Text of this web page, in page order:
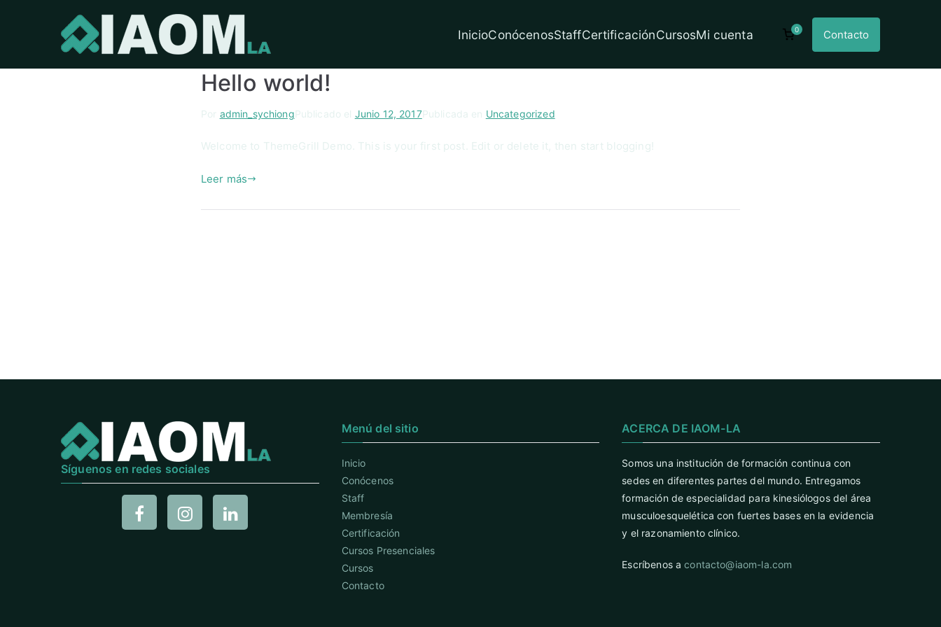
Academia Internacional de Medicina Ortopedica LatinoAmerica
InicioConócenosStaffCertificaciónCursosMi cuenta 0 Contacto
Hello world!
Por admin_sychiongPublicado el Junio 12, 2017Publicada en Uncategorized
Welcome to ThemeGrill Demo. This is your first post. Edit or delete it, then start blogging!
Leer más
Síguenos en redes sociales
Menú del sitio
Inicio
Conócenos
Staff
Membresía
Certificación
Cursos Presenciales
Cursos
Contacto
ACERCA DE IAOM-LA
Somos una institución de formación continua con
sedes en diferentes partes del mundo. Entregamos
formación de especialidad para kinesiólogos del área
musculoesquelética con fuertes bases en la evidencia
y el razonamiento clínico.
Escríbenos acontacto@iaom-la.com